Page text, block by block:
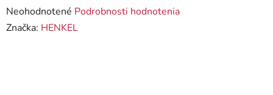
Priemerné
hodnotenie
Neohodnotené Podrobnosti hodnotenia
Značka: HENKEL